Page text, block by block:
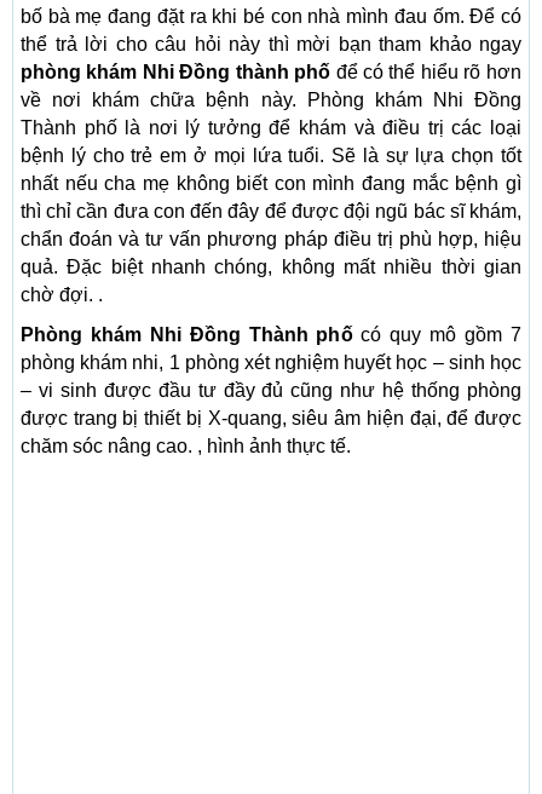
bố bà mẹ đang đặt ra khi bé con nhà mình đau ốm. Để có
thể trả lời cho câu hỏi này thì mời bạn tham khảo ngay
phòng khám Nhi Đồng thành phố để có thể hiểu rõ hơn
về nơi khám chữa bệnh này. Phòng khám Nhi Đồng
Thành phố là nơi lý tưởng để khám và điều trị các loại
bệnh lý cho trẻ em ở mọi lứa tuổi. Sẽ là sự lựa chọn tốt
nhất nếu cha mẹ không biết con mình đang mắc bệnh gì
thì chỉ cần đưa con đến đây để được đội ngũ bác sĩ khám,
chẩn đoán và tư vấn phương pháp điều trị phù hợp, hiệu
quả. Đặc biệt nhanh chóng, không mất nhiều thời gian
chờ đợi. .
Phòng khám Nhi Đồng Thành phốcó quy mô gồm 7
phòng khám nhi, 1 phòng xét nghiệm huyết học – sinh học
– vi sinh được đầu tư đầy đủ cũng như hệ thống phòng
được trang bị thiết bị X-quang, siêu âm hiện đại, để được
chăm sóc nâng cao. , hình ảnh thực tế.